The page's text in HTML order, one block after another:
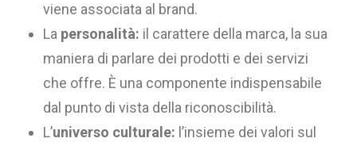
viene associata al brand.
La personalità: il carattere della marca, la sua
maniera di parlare dei prodotti e dei servizi
che offre. È una componente indispensabile
dal punto di vista della riconoscibilità.
L’universo culturale: l’insieme dei valori sul